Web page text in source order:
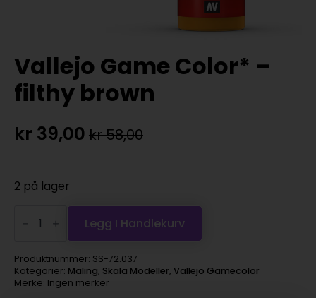
Vallejo Game Color* –
filthy brown
kr58,00
Opprinnelig
var:
kr 58,00.
kr 39,00
Nåværende
er:
kr 39,00.
2 på lager
Game
Color*
filthy
brown
antall
Legg I Handlekurv
Produktnummer: SS-72.037
Kategorier: Maling, Skala Modeller, Vallejo Gamecolor
Merke: Ingen merker